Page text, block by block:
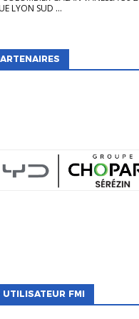
LYON SUD ...
UTILISATEUR FMI